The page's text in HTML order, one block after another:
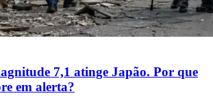
7,1 atinge Japão. Por que
em alerta?